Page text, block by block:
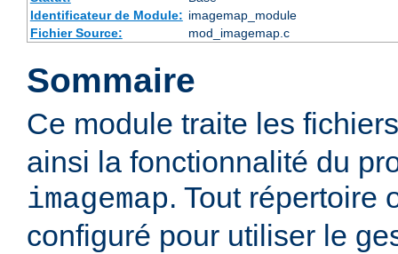
Identificateur de Module: imagemap_module
Fichier Source:
mod_imagemap.c
Sommaire
Ce module traite les
ainsi la fonctionnalité du
imagemap. Tout répertoire
configuré pour utiliser le